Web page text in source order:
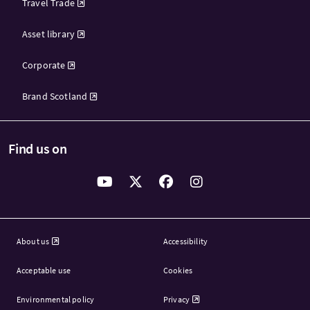
Travel Trade
Asset library
Corporate
Brand Scotland
Find us on
About us Accessibility
Acceptable use Cookies
Environmental policy Privacy